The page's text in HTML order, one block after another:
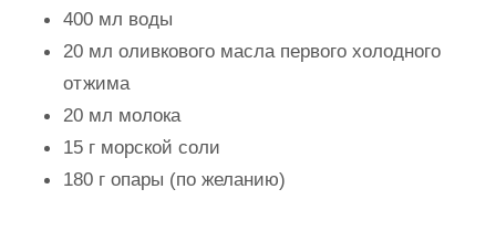
400 мл воды
20 мл оливкового масла первого холодного
отжима
20 мл молока
15 г морской соли
180 г опары (по желанию)